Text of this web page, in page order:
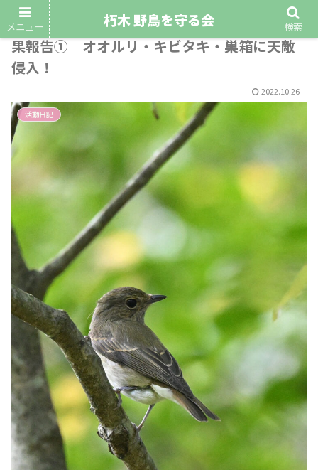
令和4年10月23日（日）第6回野鳥観察会 結
果報告① オオルリ・キビタキ・巣箱に天敵
侵入！
2022.10.26
活動日記
メニュー 朽木 野鳥を守る会 検索